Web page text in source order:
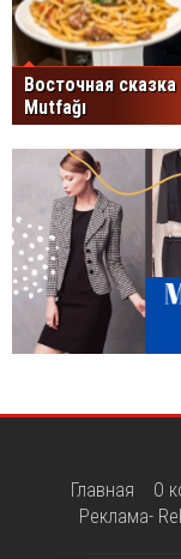
Восточная
Mutfağı
Главная О
Реклама-